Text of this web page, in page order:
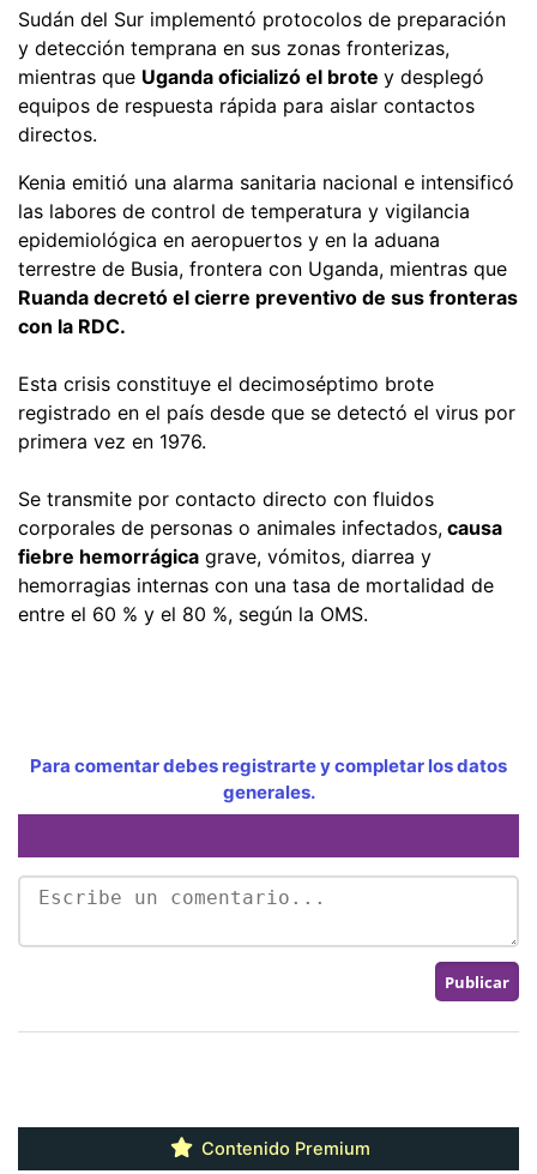
Sudán del Sur implementó protocolos de preparación
y detección temprana en sus zonas fronterizas,
mientras que Uganda oficializó el brote y desplegó
equipos de respuesta rápida para aislar contactos
directos.
Kenia emitió una alarma sanitaria nacional e intensificó
las labores de control de temperatura y vigilancia
epidemiológica en aeropuertos y en la aduana
terrestre de Busia, frontera con Uganda, mientras que
Ruanda decretó el cierre preventivo de sus fronteras
con la RDC.
Esta crisis constituye el decimoséptimo brote
registrado en el país desde que se detectó el virus por
primera vez en 1976.
Se transmite por contacto directo con fluidos
corporales de personas o animales infectados, causa
fiebre hemorrágica grave, vómitos, diarrea y
hemorragias internas con una tasa de mortalidad de
entre el 60 % y el 80 %, según la OMS.
Para comentar debes registrarte y completar los datos
generales.
Contenido Premium